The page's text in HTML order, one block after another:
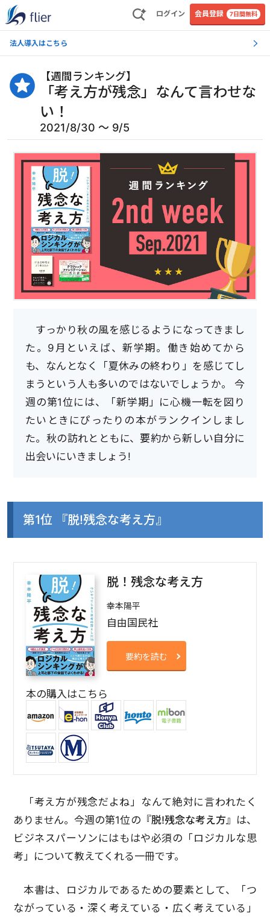
ログイン 会員登録 7日間無料
法人導入はこちら
【週間ランキング】
「考え方が残念」なんて言わせな
い！
2021/8/30 〜 9/5
すっかり秋の風を感じるようになってきまし
た。9月といえば、新学期。働き始めてから
も、なんとなく「夏休みの終わり」を感じてし
まうという人も多いのではないでしょうか。 今
週の第1位には、「新学期」に心機一転を図り
たいときにぴったりの本がランクインしまし
た。秋の訪れとともに、要約から新しい自分に
出会いにいきましょう!
第1位 『脱!残念な考え方』
脱！残念な考え方
幸本陽平
自由国民社
要約を読む
本の購入はこちら
「考え方が残念だよね」なんて絶対に言われたく
ありません。今週の第1位の『脱!残念な考え方』は、
ビジネスパーソンにはもはや必須の「ロジカルな思
考」について教えてくれる一冊です。
本書は、ロジカルであるための要素として、「つ
ながっている・深く考えている・広く考えている」